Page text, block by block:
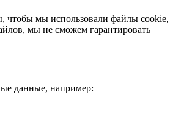
чтобы мы использовали файлы cookie,
мы не сможем гарантировать
данные, например: